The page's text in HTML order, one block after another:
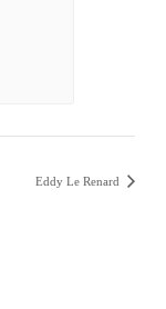
Eddy Le Renard